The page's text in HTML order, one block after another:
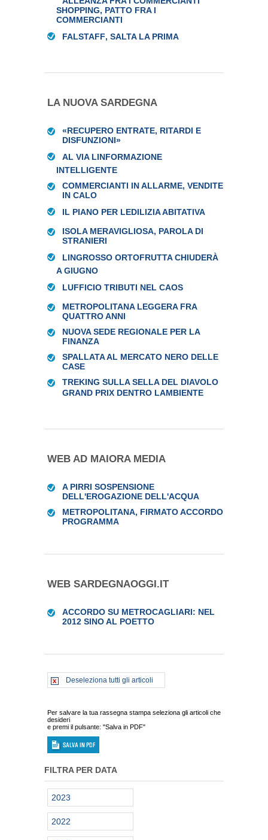
SHOPPING, PATTO FRA I
COMMERCIANTI
FALSTAFF, SALTA LA PRIMA
LA NUOVA SARDEGNA
«RECUPERO ENTRATE, RITARDI E
DISFUNZIONI»
AL VIA LINFORMAZIONE
INTELLIGENTE
COMMERCIANTI IN ALLARME, VENDITE
IN CALO
IL PIANO PER LEDILIZIA ABITATIVA
ISOLA MERAVIGLIOSA, PAROLA DI
STRANIERI
LINGROSSO ORTOFRUTTA CHIUDERÀ
A GIUGNO
LUFFICIO TRIBUTI NEL CAOS
METROPOLITANA LEGGERA FRA
QUATTRO ANNI
NUOVA SEDE REGIONALE PER LA
FINANZA
SPALLATA AL MERCATO NERO DELLE
CASE
TREKING SULLA SELLA DEL DIAVOLO
GRAND PRIX DENTRO LAMBIENTE
WEB AD MAIORA MEDIA
A PIRRI SOSPENSIONE
DELL'EROGAZIONE DELL'ACQUA
METROPOLITANA, FIRMATO ACCORDO
PROGRAMMA
WEB SARDEGNAOGGI.IT
ACCORDO SU METROCAGLIARI: NEL
2012 SINO AL POETTO
Deseleziona tutti gli articoli
Per salvare la tua rassegna stampa seleziona gli articoli che
desideri
e premi il pulsante: "Salva in PDF"
FILTRA PER DATA
2023
2022